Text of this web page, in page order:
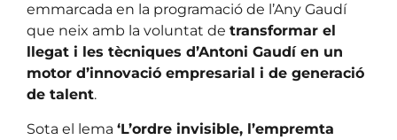
emmarcada en la programació de l’Any Gaudí
que neix amb la voluntat de transformar el
llegat i les tècniques d’Antoni Gaudí en un
motor d’innovació empresarial i de generació
de talent.
Sota el lema ‘L’ordre invisible, l’empremta